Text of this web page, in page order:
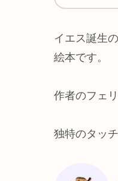
イエス誕生
絵本です。
作者のフェ
独特のタッ